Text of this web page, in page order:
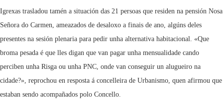
Igrexas trasladou tamén a situación das 21 persoas que residen na pensión Nosa
Señora do Carmen, ameazados de desaloxo a finais de ano, algúns deles
presentes na sesión plenaria para pedir unha alternativa habitacional. «Que
broma pesada é que lles digan que van pagar unha mensualidade cando
perciben unha Risga ou unha PNC, onde van conseguir un alugueiro na
cidade?», reprochou en resposta á concelleira de Urbanismo, quen afirmou que
estaban sendo acompañados polo Concello.